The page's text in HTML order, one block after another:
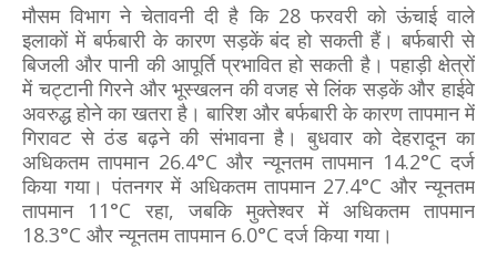
मौसम विभाग ने चेतावनी दी है कि 28 फरवरी को ऊंचाई वाले
इलाकों में बर्फबारी के कारण सड़कें बंद हो सकती हैं। बर्फबारी से
बिजली और पानी की आपूर्ति प्रभावित हो सकती है। पहाड़ी क्षेत्रों
में चट्टानी गिरने और भूस्खलन की वजह से लिंक सड़कें और हाईवे
अवरुद्ध होने का खतरा है। बारिश और बर्फबारी के कारण तापमान में
गिरावट से ठंड बढ़ने की संभावना है। बुधवार को देहरादून का
अधिकतम तापमान 26.4°C और न्यूनतम तापमान 14.2°C दर्ज
किया गया। पंतनगर में अधिकतम तापमान 27.4°C और न्यूनतम
तापमान 11°C रहा, जबकि मुक्तेश्वर में अधिकतम तापमान
18.3°C और न्यूनतम तापमान 6.0°C दर्ज किया गया।